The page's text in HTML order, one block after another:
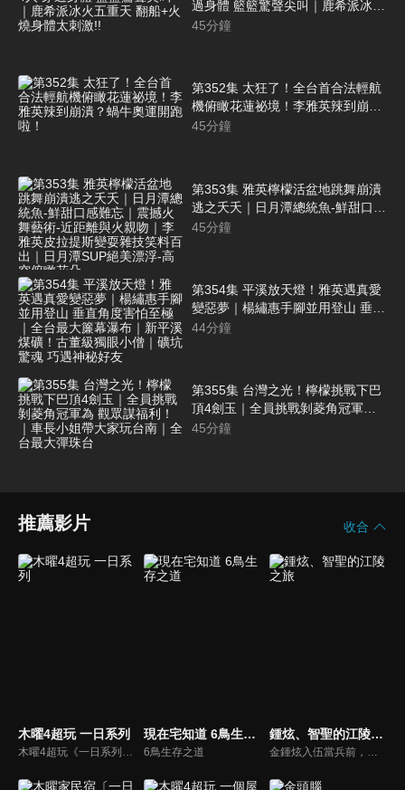
過身體 籃籃驚聲尖叫｜鹿希派冰火
五重天 翻船+火燒身體太刺激!!
45分鐘
第352集 太狂了！全台首合法輕航
機俯瞰花蓮祕境！李雅英辣到崩
潰？蝸牛奧運開跑啦！
45分鐘
第353集 雅英檸檬活盆地跳舞崩潰
逃之夭夭｜日月潭總統魚-鮮甜口感
難忘｜震撼火舞藝術-近距離與火親
45分鐘
第354集 平溪放天燈！雅英遇真愛
變惡夢｜楊繡惠手腳並用登山 垂直
角度害怕至極｜全台最大簾幕瀑布
44分鐘
第355集 台灣之光！檸檬挑戰下巴
頂4劍玉｜全員挑戰剝菱角冠軍為
觀眾謀福利！｜車長小姐帶大家玩
45分鐘
推薦影片 收合
木曜4超玩 一日系列 現在宅知道 6鳥生存之道
6鳥生存之道
鍾炫、智聖的江陵之旅